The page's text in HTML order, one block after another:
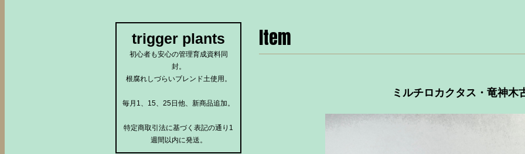
Item
ミルチロカクタス・竜神木
trigger plants
初心者も安心の管理育成資料同
封。
根腐れしづらいブレンド土使用。
毎月1、15、25日他、新商品追加。
特定商取引法に基づく表記の通り1
週間以内に発送。